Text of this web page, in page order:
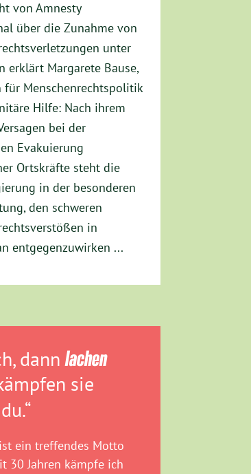
von Amnesty
über die Zunahme von
unter
erklärt Margarete Bause,
für Menschenrechtspolitik
Hilfe: Nach ihrem
bei der
Evakuierung
Ortskräfte steht die
in der besonderen
den schweren
in
entgegenzuwirken ...
dannlachen
sie
ein treffendes Motto
30 Jahren kämpfe ich